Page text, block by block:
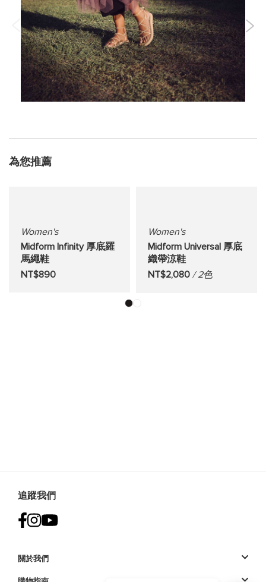
為您推薦
Women's
Midform Infinity 厚底羅
馬繩鞋
NT$890
Women's
Midform Universal 厚底
織帶涼鞋
NT$2,080 / 2色
追蹤我們
關於我們